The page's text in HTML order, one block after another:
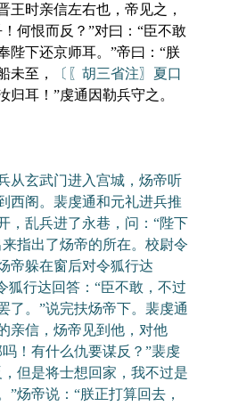
王时亲信左右也，帝见之，
何恨而反？”对曰：“臣不敢
陛下还京师耳。”帝曰：“朕
未至，
〔〖胡三省注〗夏口
归耳！”虔通因勒兵守之。
玄武门进入宫城，炀帝听
西阁。裴虔通和元礼进兵推
，乱兵进了永巷，问：“陛下
指出了炀帝的所在。校尉令
帝躲在窗后对令狐行达
狐行达回答：“臣不敢，不过
了。”说完扶炀帝下。裴虔通
亲信，炀帝见到他，对他
！有什么仇要谋反？”裴虔
但是将士想回家，我不过是
”炀帝说：“朕正打算回去，